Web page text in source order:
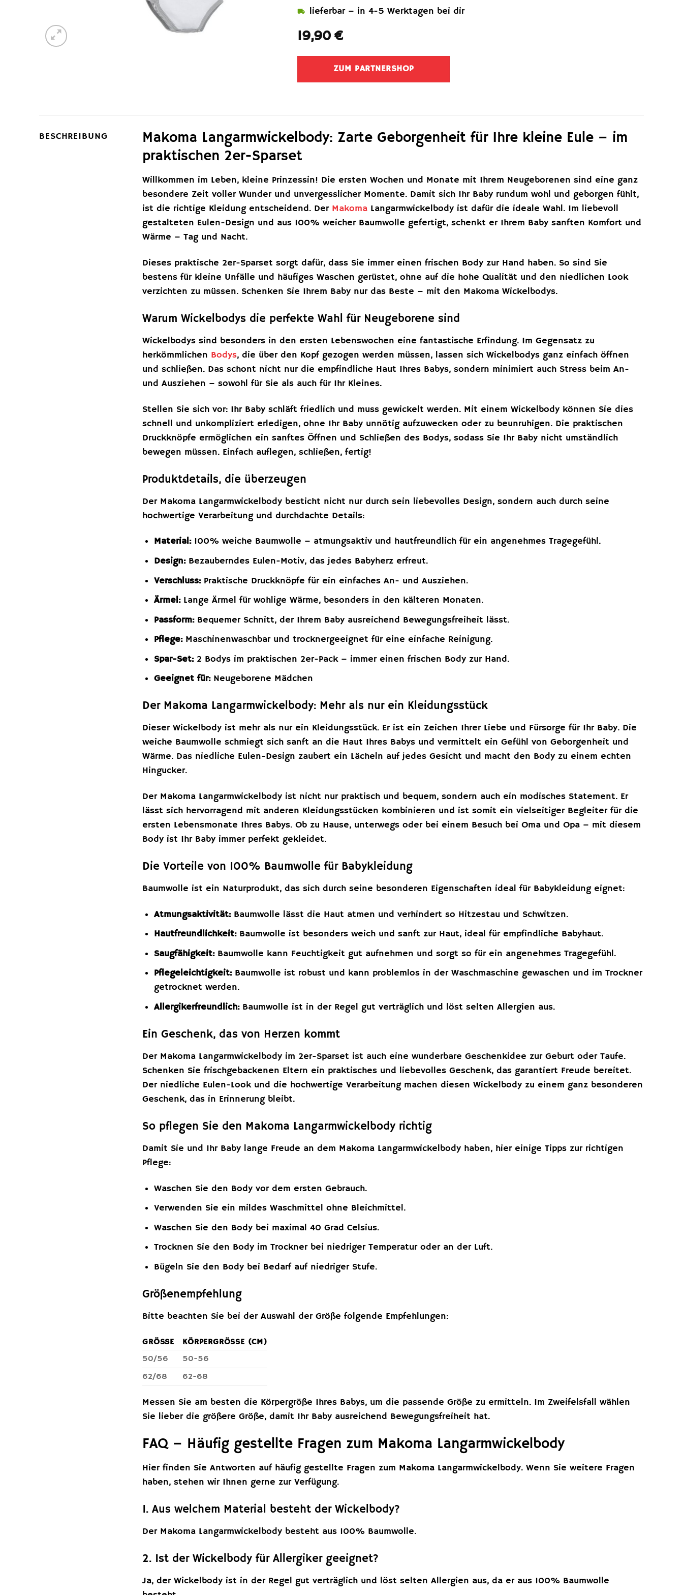
19,90 €
lieferbar – in 4-5 Werktagen bei dir
ZUM PARTNERSHOP
BESCHREIBUNG
Makoma Langarmwickelbody: Zarte Geborgenheit für Ihre kleine Eule – im
praktischen 2er-Sparset
Willkommen im Leben, kleine Prinzessin! Die ersten Wochen und Monate mit Ihrem Neugeborenen sind eine ganz
besondere Zeit voller Wunder und unvergesslicher Momente. Damit sich Ihr Baby rundum wohl und geborgen fühlt,
ist die richtige Kleidung entscheidend. Der Makoma Langarmwickelbody ist dafür die ideale Wahl. Im liebevoll
gestalteten Eulen-Design und aus 100% weicher Baumwolle gefertigt, schenkt er Ihrem Baby sanften Komfort und
Wärme – Tag und Nacht.
Dieses praktische 2er-Sparset sorgt dafür, dass Sie immer einen frischen Body zur Hand haben. So sind Sie
bestens für kleine Unfälle und häufiges Waschen gerüstet, ohne auf die hohe Qualität und den niedlichen Look
verzichten zu müssen. Schenken Sie Ihrem Baby nur das Beste – mit den Makoma Wickelbodys.
Warum Wickelbodys die perfekte Wahl für Neugeborene sind
Wickelbodys sind besonders in den ersten Lebenswochen eine fantastische Erfindung. Im Gegensatz zu
herkömmlichen Bodys, die über den Kopf gezogen werden müssen, lassen sich Wickelbodys ganz einfach öffnen
und schließen. Das schont nicht nur die empfindliche Haut Ihres Babys, sondern minimiert auch Stress beim An-
und Ausziehen – sowohl für Sie als auch für Ihr Kleines.
Stellen Sie sich vor: Ihr Baby schläft friedlich und muss gewickelt werden. Mit einem Wickelbody können Sie dies
schnell und unkompliziert erledigen, ohne Ihr Baby unnötig aufzuwecken oder zu beunruhigen. Die praktischen
Druckknöpfe ermöglichen ein sanftes Öffnen und Schließen des Bodys, sodass Sie Ihr Baby nicht umständlich
bewegen müssen. Einfach auflegen, schließen, fertig!
Produktdetails, die überzeugen
Der Makoma Langarmwickelbody besticht nicht nur durch sein liebevolles Design, sondern auch durch seine
hochwertige Verarbeitung und durchdachte Details:
Material:100% weiche Baumwolle – atmungsaktiv und hautfreundlich für ein angenehmes Tragegefühl.
Design:Bezauberndes Eulen-Motiv, das jedes Babyherz erfreut.
Verschluss:Praktische Druckknöpfe für ein einfaches An- und Ausziehen.
Ärmel:Lange Ärmel für wohlige Wärme, besonders in den kälteren Monaten.
Passform:Bequemer Schnitt, der Ihrem Baby ausreichend Bewegungsfreiheit lässt.
Pflege:Maschinenwaschbar und trocknergeeignet für eine einfache Reinigung.
Spar-Set:2 Bodys im praktischen 2er-Pack – immer einen frischen Body zur Hand.
Geeignet für:Neugeborene Mädchen
Der Makoma Langarmwickelbody: Mehr als nur ein Kleidungsstück
Dieser Wickelbody ist mehr als nur ein Kleidungsstück. Er ist ein Zeichen Ihrer Liebe und Fürsorge für Ihr Baby. Die
weiche Baumwolle schmiegt sich sanft an die Haut Ihres Babys und vermittelt ein Gefühl von Geborgenheit und
Wärme. Das niedliche Eulen-Design zaubert ein Lächeln auf jedes Gesicht und macht den Body zu einem echten
Hingucker.
Der Makoma Langarmwickelbody ist nicht nur praktisch und bequem, sondern auch ein modisches Statement. Er
lässt sich hervorragend mit anderen Kleidungsstücken kombinieren und ist somit ein vielseitiger Begleiter für die
ersten Lebensmonate Ihres Babys. Ob zu Hause, unterwegs oder bei einem Besuch bei Oma und Opa – mit diesem
Body ist Ihr Baby immer perfekt gekleidet.
Die Vorteile von 100% Baumwolle für Babykleidung
Baumwolle ist ein Naturprodukt, das sich durch seine besonderen Eigenschaften ideal für Babykleidung eignet:
Atmungsaktivität:Baumwolle lässt die Haut atmen und verhindert so Hitzestau und Schwitzen.
Hautfreundlichkeit:Baumwolle ist besonders weich und sanft zur Haut, ideal für empfindliche Babyhaut.
Saugfähigkeit:Baumwolle kann Feuchtigkeit gut aufnehmen und sorgt so für ein angenehmes Tragegefühl.
Pflegeleichtigkeit:Baumwolle ist robust und kann problemlos in der Waschmaschine gewaschen und im Trockner
getrocknet werden.
Allergikerfreundlich:Baumwolle ist in der Regel gut verträglich und löst selten Allergien aus.
Ein Geschenk, das von Herzen kommt
Der Makoma Langarmwickelbody im 2er-Sparset ist auch eine wunderbare Geschenkidee zur Geburt oder Taufe.
Schenken Sie frischgebackenen Eltern ein praktisches und liebevolles Geschenk, das garantiert Freude bereitet.
Der niedliche Eulen-Look und die hochwertige Verarbeitung machen diesen Wickelbody zu einem ganz besonderen
Geschenk, das in Erinnerung bleibt.
So pflegen Sie den Makoma Langarmwickelbody richtig
Damit Sie und Ihr Baby lange Freude an dem Makoma Langarmwickelbody haben, hier einige Tipps zur richtigen
Pflege:
Waschen Sie den Body vor dem ersten Gebrauch.
Verwenden Sie ein mildes Waschmittel ohne Bleichmittel.
Waschen Sie den Body bei maximal 40 Grad Celsius.
Trocknen Sie den Body im Trockner bei niedriger Temperatur oder an der Luft.
Bügeln Sie den Body bei Bedarf auf niedriger Stufe.
Größenempfehlung
Bitte beachten Sie bei der Auswahl der Größe folgende Empfehlungen:
GRÖSSE
KÖRPERGRÖSSE (CM)
50/56
50-56
62/68
62-68
Messen Sie am besten die Körpergröße Ihres Babys, um die passende Größe zu ermitteln. Im Zweifelsfall wählen
Sie lieber die größere Größe, damit Ihr Baby ausreichend Bewegungsfreiheit hat.
FAQ – Häufig gestellte Fragen zum Makoma Langarmwickelbody
Hier finden Sie Antworten auf häufig gestellte Fragen zum Makoma Langarmwickelbody. Wenn Sie weitere Fragen
haben, stehen wir Ihnen gerne zur Verfügung.
1. Aus welchem Material besteht der Wickelbody?
Der Makoma Langarmwickelbody besteht aus 100% Baumwolle.
2. Ist der Wickelbody für Allergiker geeignet?
Ja, der Wickelbody ist in der Regel gut verträglich und löst selten Allergien aus, da er aus 100% Baumwolle